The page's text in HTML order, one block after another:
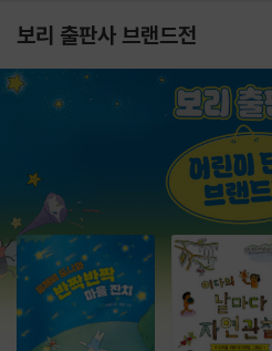
보리 출판사 브랜드전